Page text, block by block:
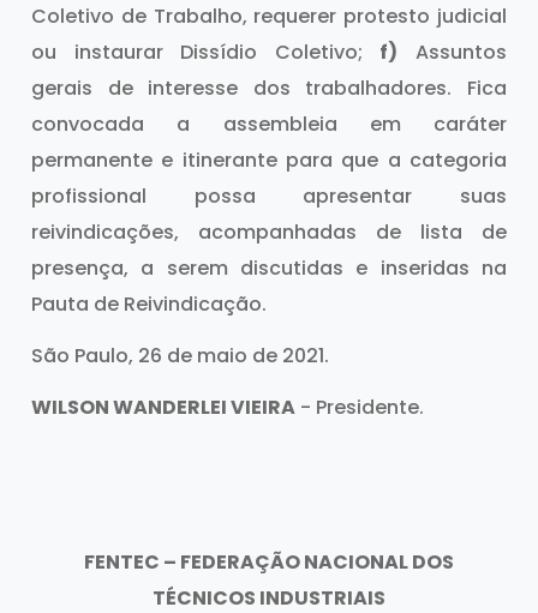
Coletivo de Trabalho, requerer protesto judicial
ou instaurar Dissídio Coletivo; f) Assuntos
gerais de interesse dos trabalhadores. Fica
convocada a assembleia em caráter
permanente e itinerante para que a categoria
profissional possa apresentar suas
reivindicações, acompanhadas de lista de
presença, a serem discutidas e inseridas na
Pauta de Reivindicação.
São Paulo, 26 de maio de 2021.
WILSON WANDERLEI VIEIRA- Presidente.
FENTEC – FEDERAÇÃO NACIONAL DOS
TÉCNICOS INDUSTRIAIS